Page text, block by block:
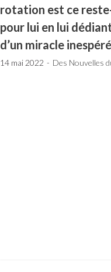
rotation est ce
pour lui en lui
d’un miracle
14 mai 2022 Des Nouvelles